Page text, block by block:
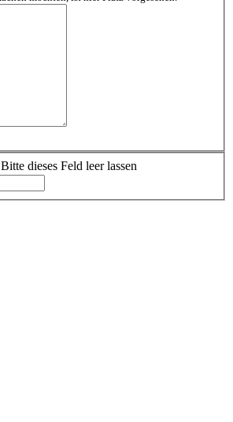
Bitte dieses Feld leer lassen